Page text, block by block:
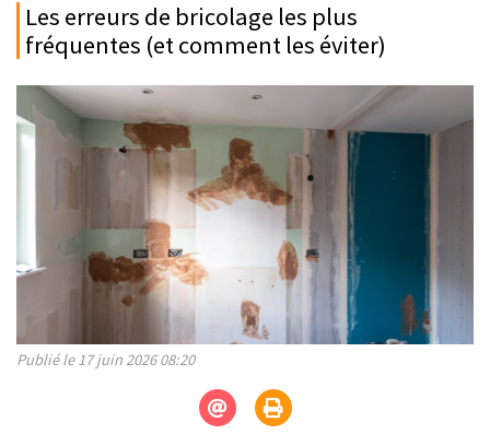
Les erreurs de bricolage les plus
fréquentes (et comment les éviter)
Publié le 17 juin 2026 08:20